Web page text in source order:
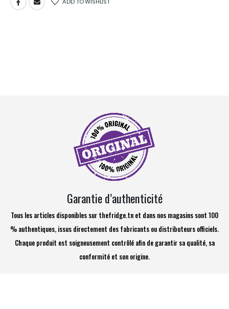
Garantie d’authenticité
Tous les articles disponibles sur thefridge.tn et dans nos magasins sont 100
% authentiques, issus directement des fabricants ou distributeurs officiels.
Chaque produit est soigneusement contrôlé afin de garantir sa qualité, sa
conformité et son origine.